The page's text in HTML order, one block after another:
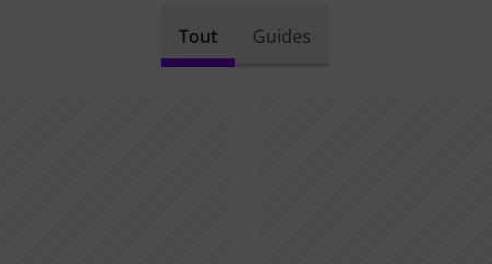
Tout Guides